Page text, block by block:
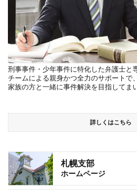
刑事事件・少年事件に特化した弁護士と
チームによる親身かつ全力のサポートで
家族の方と一緒に事件解決を目指してま
詳しくはこちら
札幌支部
ホームページ